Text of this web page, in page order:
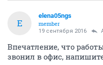
E
elena05ngs
member
19 сентября 2016
Впечатление, что
звонил в офис,